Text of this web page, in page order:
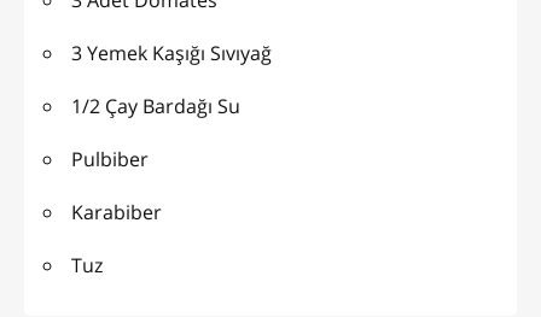
3 Yemek Kaşığı Sıvıyağ
1/2 Çay Bardağı Su
Pulbiber
Karabiber
Tuz